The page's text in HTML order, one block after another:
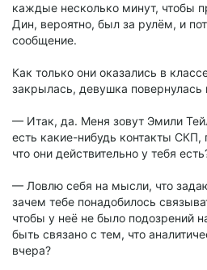
каждые несколько минут, чтобы
Дин, вероятно, был за рулём, и
сообщение.
Как только они оказались в
закрылась, девушка повернулась
— Итак, да. Меня зовут Эмили
есть какие-нибудь контакты СКП,
что они действительно у тебя
— Ловлю себя на мысли, что
зачем тебе понадобилось
чтобы у неё не было подозрений
быть связано с тем, что
вчера?